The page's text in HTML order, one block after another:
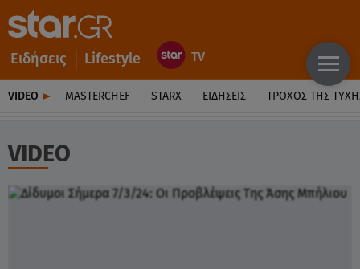
Ειδήσεις Lifestyle
VIDEO MASTERCHEF STARX ΕΙΔΉΣΕΙΣ ΤΡΟΧΌΣ ΤΗΣ
VIDEO